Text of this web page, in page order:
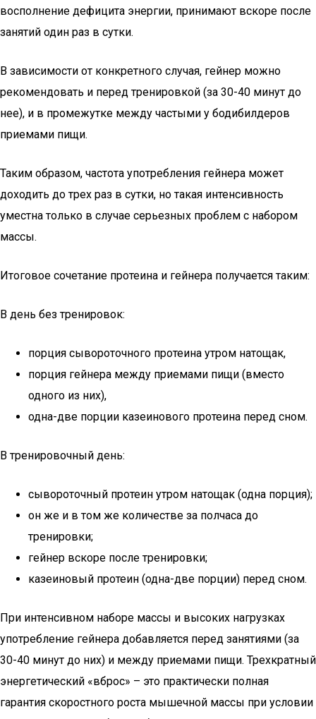
восполнение дефицита энергии, принимают вскоре после
занятий один раз в сутки.
В зависимости от конкретного случая, гейнер можно
рекомендовать и перед тренировкой (за 30-40 минут до
нее), и в промежутке между частыми у бодибилдеров
приемами пищи.
Таким образом, частота употребления гейнера может
доходить до трех раз в сутки, но такая интенсивность
уместна только в случае серьезных проблем с набором
массы.
Итоговое сочетание протеина и гейнера получается таким:
В день без тренировок:
порция сывороточного протеина утром натощак,
порция гейнера между приемами пищи (вместо
одного из них),
одна-две порции казеинового протеина перед сном.
В тренировочный день:
сывороточный протеин утром натощак (одна порция);
он же и в том же количестве за полчаса до
тренировки;
гейнер вскоре после тренировки;
казеиновый протеин (одна-две порции) перед сном.
При интенсивном наборе массы и высоких нагрузках
употребление гейнера добавляется перед занятиями (за
30-40 минут до них) и между приемами пищи. Трехкратный
энергетический «вброс» – это практически полная
гарантия скоростного роста мышечной массы при условии